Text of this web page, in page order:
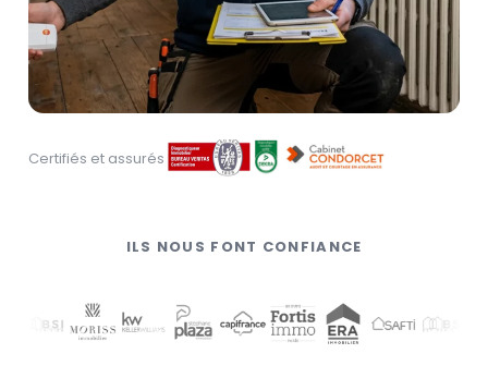
Certifiés et assurés
ILS NOUS FONT CONFIANCE